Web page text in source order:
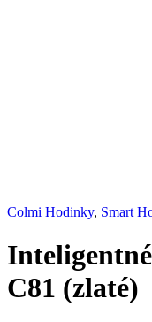
Colmi Hodinky, Smart
C81 (zlaté)